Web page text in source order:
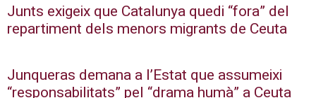
Junts exigeix que Catalunya quedi “fora” del
repartiment dels menors migrants de Ceuta
Junqueras demana a l’Estat que assumeixi
“responsabilitats” pel “drama humà” a Ceuta